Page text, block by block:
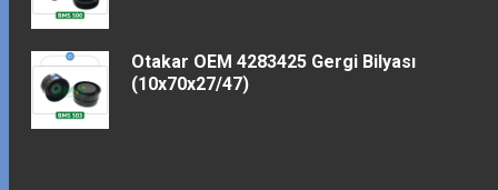
Otakar OEM 4283425 Gergi Bilyası
(10x70x27/47)